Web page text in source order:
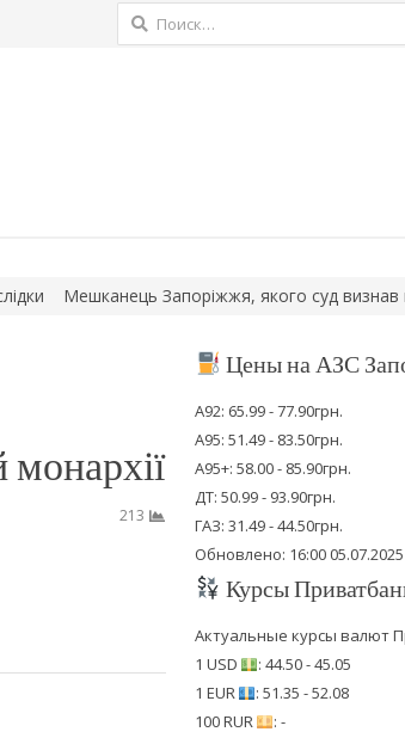
Найти:
Мешканець Запоріжжя, якого суд визнав
213
Цены на АЗС
А92: 65.99 - 77.90грн.
А95: 51.49 - 83.50грн.
А95+: 58.00 - 85.90грн.
ДТ: 50.99 - 93.90грн.
ГАЗ: 31.49 - 44.50грн.
Обновлено: 16:00 05.07.2025
Курсы
Актуальные курсы валют
1 USD
: 44.50 - 45.05
1 EUR
: 51.35 - 52.08
100 RUR
: -